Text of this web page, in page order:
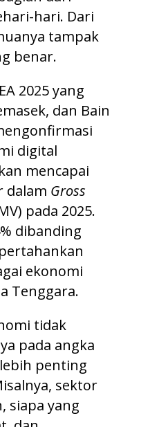
hari. Dari
tampak
benar.
2025 yang
dan Bain
digital
mencapai
dalam Gross
pada 2025.
dibanding
ekonomi
Tenggara.
tidak
pada angka
penting
sektor
siapa yang